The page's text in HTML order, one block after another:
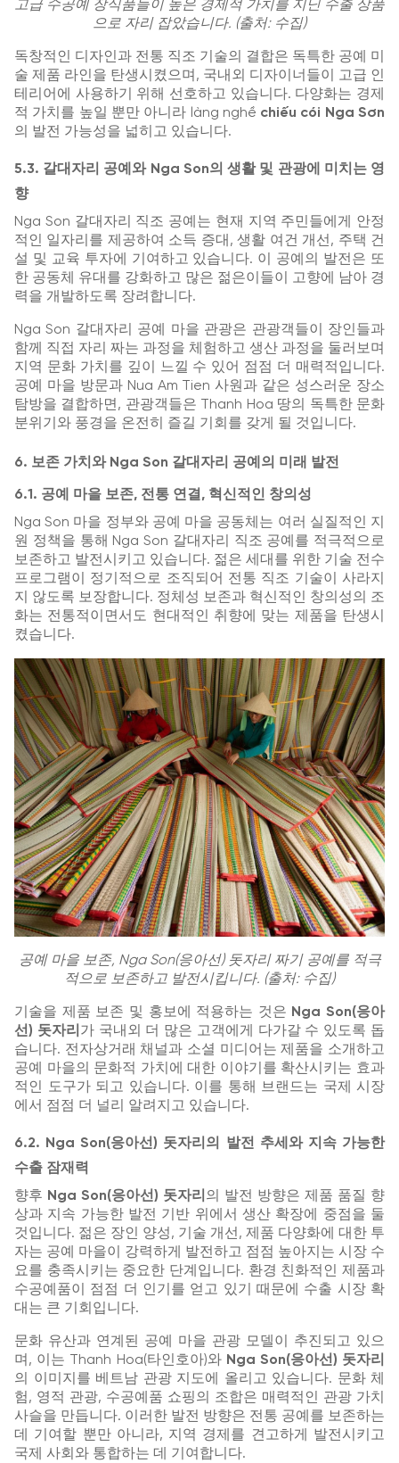
고급 수공예 장식품들이 높은 경제적 가치를 지닌 수출 상품
으로 자리 잡았습니다. (출처: 수집)
독창적인 디자인과 전통 직조 기술의 결합은 독특한 공예 미
술 제품 라인을 탄생시켰으며, 국내외 디자이너들이 고급 인
테리어에 사용하기 위해 선호하고 있습니다. 다양화는 경제
적 가치를 높일 뿐만 아니라 làng nghề chiếu cói Nga Sơn
의 발전 가능성을 넓히고 있습니다.
5.3. 갈대자리 공예와 Nga Son의 생활 및 관광에 미치는 영
향
Nga Son 갈대자리 직조 공예는 현재 지역 주민들에게 안정
적인 일자리를 제공하여 소득 증대, 생활 여건 개선, 주택 건
설 및 교육 투자에 기여하고 있습니다. 이 공예의 발전은 또
한 공동체 유대를 강화하고 많은 젊은이들이 고향에 남아 경
력을 개발하도록 장려합니다.
Nga Son 갈대자리 공예 마을 관광은 관광객들이 장인들과
함께 직접 자리 짜는 과정을 체험하고 생산 과정을 둘러보며
지역 문화 가치를 깊이 느낄 수 있어 점점 더 매력적입니다.
공예 마을 방문과 Nua Am Tien 사원과 같은 성스러운 장소
탐방을 결합하면, 관광객들은 Thanh Hoa 땅의 독특한 문화
분위기와 풍경을 온전히 즐길 기회를 갖게 될 것입니다.
6. 보존 가치와 Nga Son 갈대자리 공예의 미래 발전
6.1. 공예 마을 보존, 전통 연결, 혁신적인 창의성
Nga Son 마을 정부와 공예 마을 공동체는 여러 실질적인 지
원 정책을 통해 Nga Son 갈대자리 직조 공예를 적극적으로
보존하고 발전시키고 있습니다. 젊은 세대를 위한 기술 전수
프로그램이 정기적으로 조직되어 전통 직조 기술이 사라지
지 않도록 보장합니다. 정체성 보존과 혁신적인 창의성의 조
화는 전통적이면서도 현대적인 취향에 맞는 제품을 탄생시
켰습니다.
공예 마을 보존, Nga Son(응아선) 돗자리 짜기 공예를 적극
적으로 보존하고 발전시킵니다. (출처: 수집)
기술을 제품 보존 및 홍보에 적용하는 것은 Nga Son(응아
선) 돗자리 가 국내외 더 많은 고객에게 다가갈 수 있도록 돕
습니다. 전자상거래 채널과 소셜 미디어는 제품을 소개하고
공예 마을의 문화적 가치에 대한 이야기를 확산시키는 효과
적인 도구가 되고 있습니다. 이를 통해 브랜드는 국제 시장
에서 점점 더 널리 알려지고 있습니다.
6.2. Nga Son(응아선) 돗자리의 발전 추세와 지속 가능한
수출 잠재력
향후 Nga Son(응아선) 돗자리 의 발전 방향은 제품 품질 향
상과 지속 가능한 발전 기반 위에서 생산 확장에 중점을 둘
것입니다. 젊은 장인 양성, 기술 개선, 제품 다양화에 대한 투
자는 공예 마을이 강력하게 발전하고 점점 높아지는 시장 수
요를 충족시키는 중요한 단계입니다. 환경 친화적인 제품과
수공예품이 점점 더 인기를 얻고 있기 때문에 수출 시장 확
대는 큰 기회입니다.
문화 유산과 연계된 공예 마을 관광 모델이 추진되고 있으
며, 이는 Thanh Hoa(타인호아)와 Nga Son(응아선) 돗자리
의 이미지를 베트남 관광 지도에 올리고 있습니다. 문화 체
험, 영적 관광, 수공예품 쇼핑의 조합은 매력적인 관광 가치
사슬을 만듭니다. 이러한 발전 방향은 전통 공예를 보존하는
데 기여할 뿐만 아니라, 지역 경제를 견고하게 발전시키고
국제 사회와 통합하는 데 기여합니다.